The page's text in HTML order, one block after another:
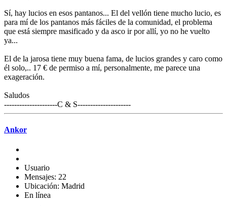
Sí, hay lucios en esos pantanos... El del vellón tiene mucho lucio, es
para mí de los pantanos más fáciles de la comunidad, el problema
que está siempre masificado y da asco ir por allí, yo no he vuelto
ya...
El de la jarosa tiene muy buena fama, de lucios grandes y caro como
él solo,.. 17 € de permiso a mí, personalmente, me parece una
exageración.
Saludos
---------------------C & S---------------------
Ankor
Usuario
Mensajes: 22
Ubicación: Madrid
En línea